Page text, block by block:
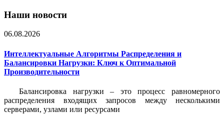
Наши новости
06.08.2026
Интеллектуальные Алгоритмы Распределения и
Балансировки Нагрузки: Ключ к Оптимальной
Производительности
Балансировка нагрузки – это процесс равномерного
распределения входящих запросов между несколькими
серверами, узлами или ресурсами